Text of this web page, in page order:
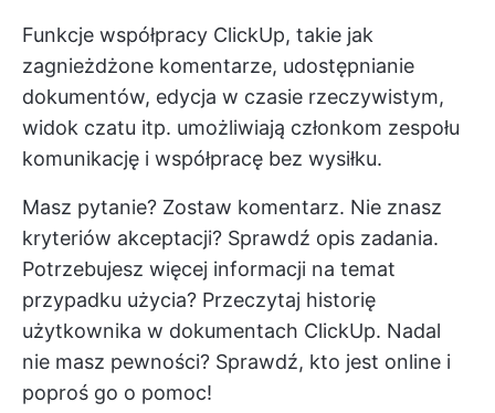
Funkcje współpracy ClickUp, takie jak
zagnieżdżone komentarze, udostępnianie
dokumentów, edycja w czasie rzeczywistym,
widok czatu itp. umożliwiają członkom zespołu
komunikację i współpracę bez wysiłku.
Masz pytanie? Zostaw komentarz. Nie znasz
kryteriów akceptacji? Sprawdź opis zadania.
Potrzebujesz więcej informacji na temat
przypadku użycia? Przeczytaj historię
użytkownika w dokumentach ClickUp. Nadal
nie masz pewności? Sprawdź, kto jest online i
poproś go o pomoc!